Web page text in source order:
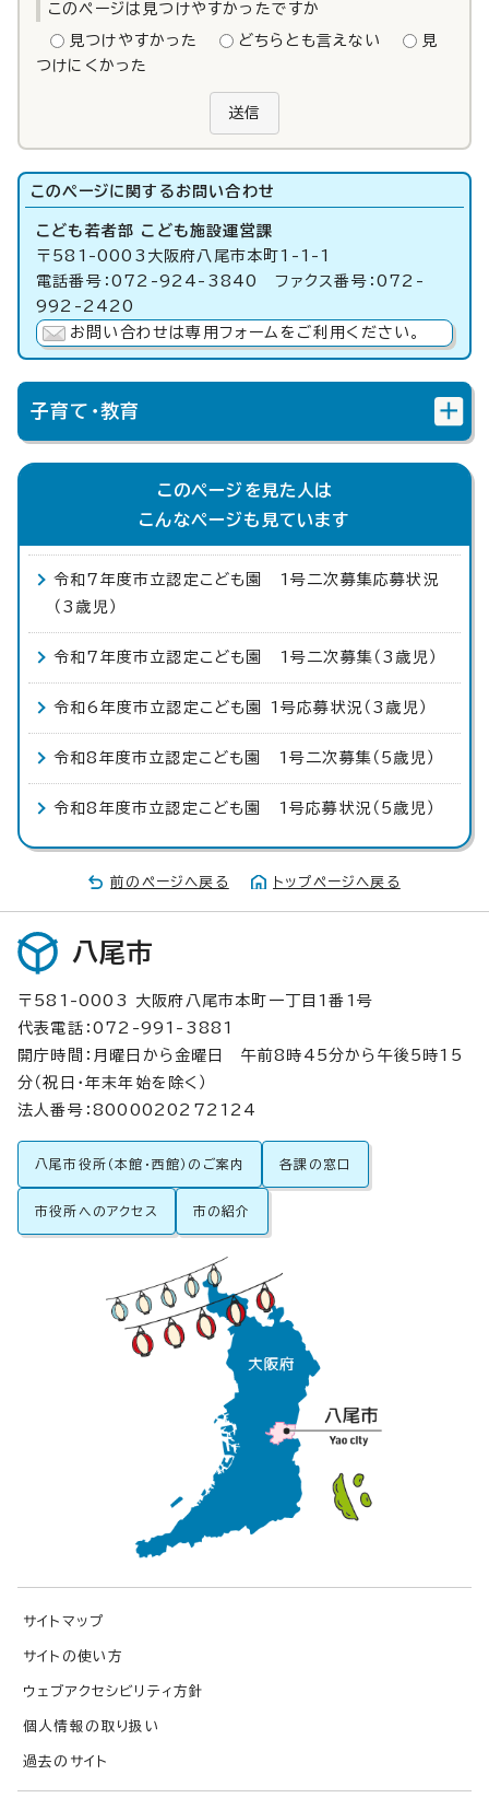
このページは見つけやすかったですか
見つけやすかった どちらとも言えない
見
つけにくかった
送信
このページに関する お問い合わせ
こども若者部 こども施設運営課
〒581-0003大阪府八尾市本町1-1-1
電話番号：072-924-3840 ファクス番号：072-
992-2420
お問い合わせは専用フォームをご利用ください。
子育て・教育
このページを見た人は
こんなページも見ています
令和7年度市立認定こども園 1号二次募集応募状況
（3歳児）
令和7年度市立認定こども園 1号二次募集（3歳児）
令和6年度市立認定こども園 1号応募状況（3歳児）
令和8年度市立認定こども園 1号二次募集（5歳児）
令和8年度市立認定こども園 1号応募状況（5歳児）
前のページへ戻る トップページへ戻る
八尾市
〒581-0003 大阪府八尾市本町一丁目1番1号
代表電話：072-991-3881
開庁時間：月曜日から金曜日 午前8時45分から午後5時15
分（祝日・年末年始を除く）
法人番号：8000020272124
八尾市役所（本館・西館）のご案内 各課の窓口
市役所へのアクセス 市の紹介
サイトマップ
サイトの使い方
ウェブアクセシビリティ方針
個人情報の取り扱い
過去のサイト